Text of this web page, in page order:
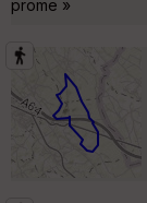
prome »